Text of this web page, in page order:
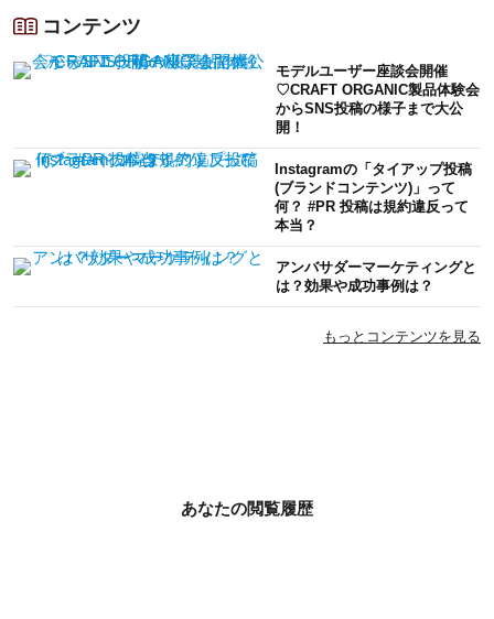
コンテンツ
モデルユーザー座談会開催
♡CRAFT ORGANIC製品体験会
からSNS投稿の様子まで大公
開！
Instagramの「タイアップ投稿
(ブランドコンテンツ)」って
何？ #PR 投稿は規約違反って
本当？
アンバサダーマーケティングと
は？効果や成功事例は？
もっとコンテンツを見る
あなたの閲覧履歴